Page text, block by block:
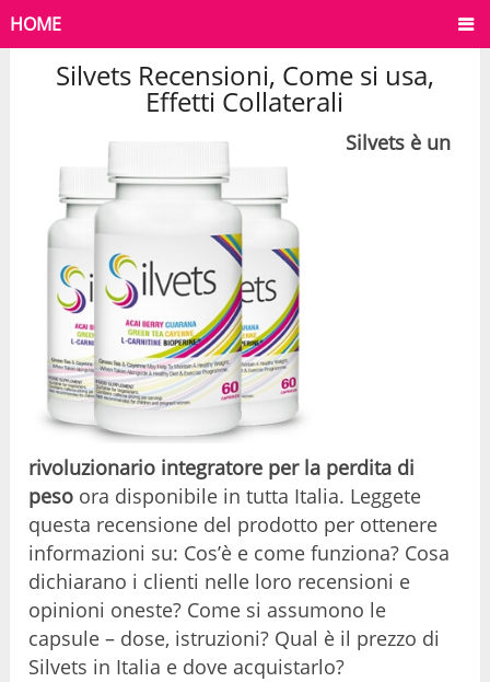
HOME
Silvets Recensioni, Come si usa,
Effetti Collaterali
Silvets è un
rivoluzionario integratore per la perdita di
peso ora disponibile in tutta Italia. Leggete
questa recensione del prodotto per ottenere
informazioni su: Cos’è e come funziona? Cosa
dichiarano i clienti nelle loro recensioni e
opinioni oneste? Come si assumono le
capsule – dose, istruzioni? Qual è il prezzo di
Silvets in Italia e dove acquistarlo?